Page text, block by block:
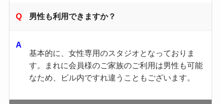
男性も利用できますか？
基本的に、女性専用のスタジオとなっておりま
す。まれに会員様のご家族のご利用は男性も可能
なため、ビル内ですれ違うこともございます。